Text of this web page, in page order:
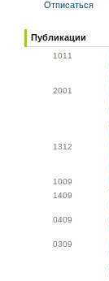
Отписаться
Публикации
1011
2001
1312
1009
1409
0409
0309